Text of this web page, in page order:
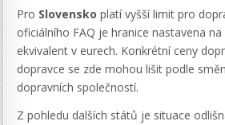
Pro Slovensko platí vyšší limit pro
oficiálního FAQ je hranice nastavena na
ekvivalent v eurech. Konkrétní ceny
dopravce se zde mohou lišit podle
dopravních společností.
Z pohledu dalších států je situace